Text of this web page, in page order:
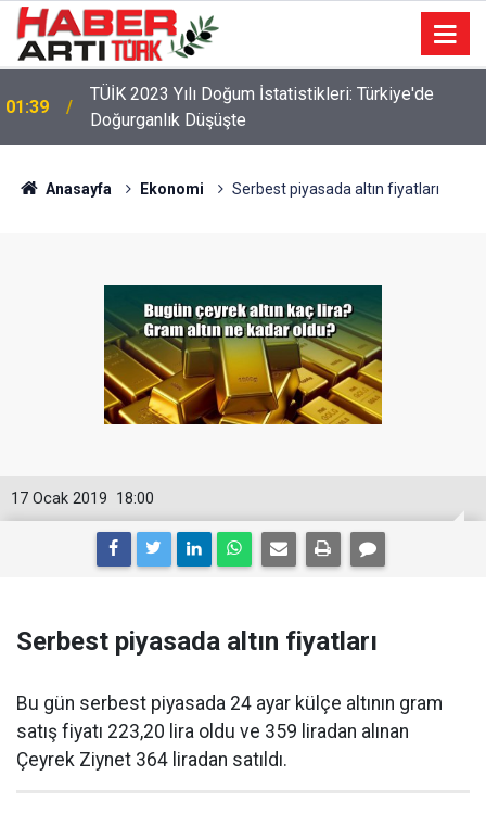
01:39
TÜİK 2023 Yılı Doğum İstatistikleri: Türkiye'de
Doğurganlık Düşüşte
Anasayfa Ekonomi Serbest piyasada altın fiyatları
18:00
17 Ocak 2019
Serbest piyasada altın fiyatları
Bu gün serbest piyasada 24 ayar külçe altının gram
satış fiyatı 223,20 lira oldu ve 359 liradan alınan
Çeyrek Ziynet 364 liradan satıldı.